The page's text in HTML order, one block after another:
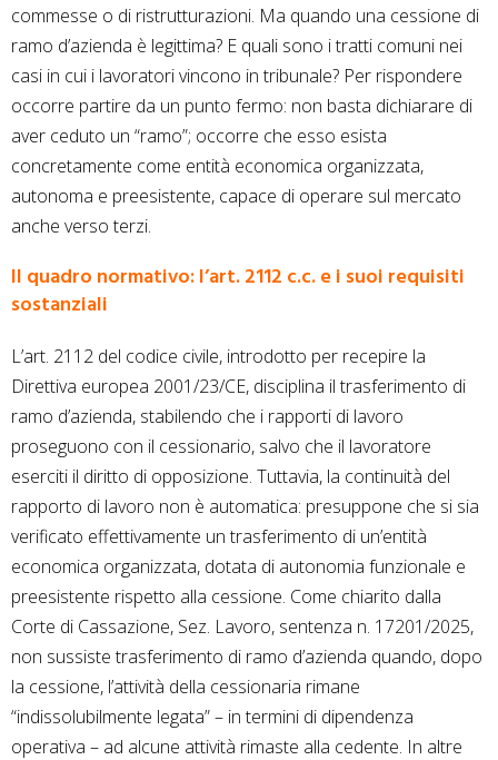
commesse o di ristrutturazioni. Ma quando una cessione di
ramo d’azienda è legittima? E quali sono i tratti comuni nei
casi in cui i lavoratori vincono in tribunale? Per rispondere
occorre partire da un punto fermo: non basta dichiarare di
aver ceduto un “ramo”; occorre che esso esista
concretamente come entità economica organizzata,
autonoma e preesistente, capace di operare sul mercato
anche verso terzi.
Il quadro normativo: l’art. 2112 c.c. e i suoi requisiti
sostanziali
L’art. 2112 del codice civile, introdotto per recepire la
Direttiva europea 2001/23/CE, disciplina il trasferimento di
ramo d’azienda, stabilendo che i rapporti di lavoro
proseguono con il cessionario, salvo che il lavoratore
eserciti il diritto di opposizione. Tuttavia, la continuità del
rapporto di lavoro non è automatica: presuppone che si sia
verificato effettivamente un trasferimento di un’entità
economica organizzata, dotata di autonomia funzionale e
preesistente rispetto alla cessione. Come chiarito dalla
Corte di Cassazione, Sez. Lavoro, sentenza n. 17201/2025,
non sussiste trasferimento di ramo d’azienda quando, dopo
la cessione, l’attività della cessionaria rimane
“indissolubilmente legata” – in termini di dipendenza
operativa – ad alcune attività rimaste alla cedente. In altre